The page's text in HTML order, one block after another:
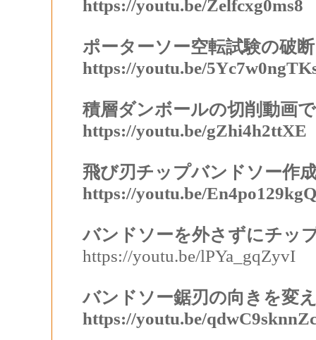
https://youtu.be/Zelfcxg0ms8
ポーターソー空転試験の破断
https://youtu.be/
積層ダンボールの切削動画
https://youtu.be/gZhi4h2ttXE
飛び刃チップバンドソー作
https://youtu.be/En4po129kgQ
バンドソーを外さずにチッ
https://youtu.be/lPYa_gqZyvI
バンドソー鋸刃の向きを変
https://youtu.be/